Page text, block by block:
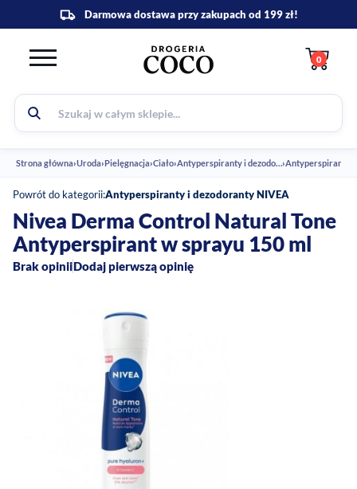
0
Strona główna›Uroda›Pielęgnacja›Ciało› Antyperspiranty i dezodoranty›
Powrót do kategorii:Antyperspiranty i dezodoranty NIVEA
Nivea Derma Control Natural Tone
Antyperspirant w sprayu 150 ml
Brak opiniiDodaj pierwszą opinię